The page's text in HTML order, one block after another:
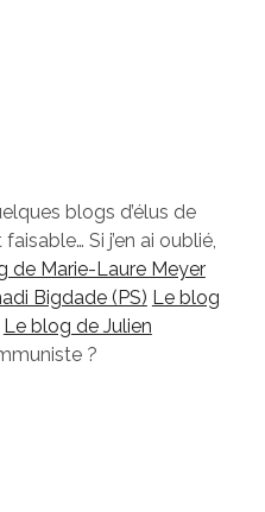
blogs d’élus de
Si j’en ai oublié,
de Marie-Laure Meyer
Bigdade (PS) Le blog
Le blog de Julien
?